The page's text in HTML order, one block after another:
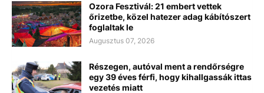
Ozora Fesztivál: 21 embert vettek
őrizetbe, közel hatezer adag kábítószert
foglaltak le
Augusztus 07, 2026
Részegen, autóval ment a rendőrségre
egy 39 éves férfi, hogy kihallgassák ittas
vezetés miatt